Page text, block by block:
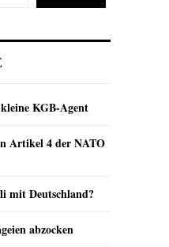
KGB-Agent
Artikel 4 der NATO
mit Deutschland?
abzocken